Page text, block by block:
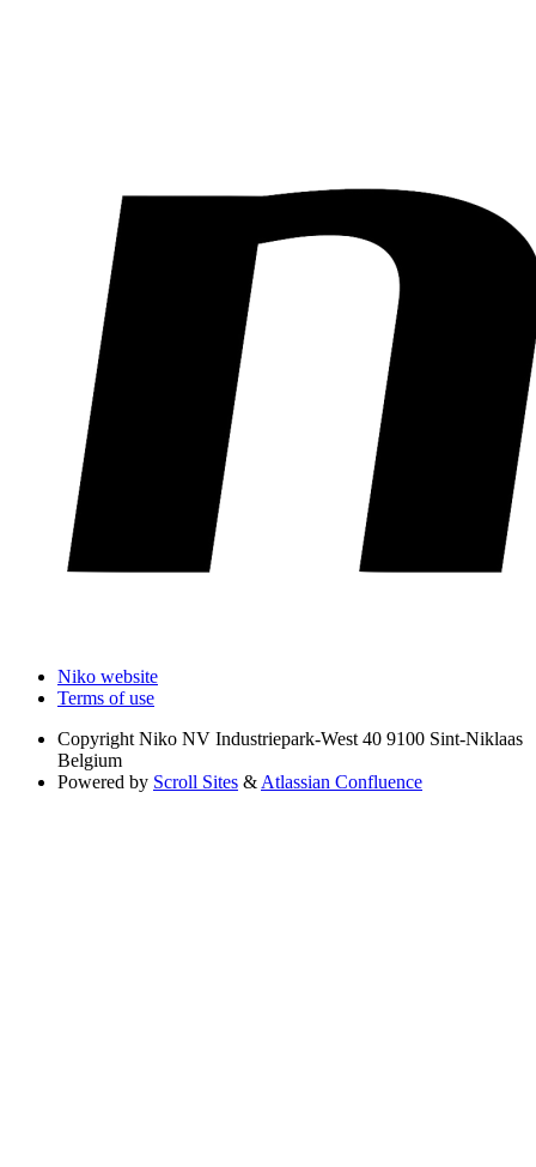
Niko website
Terms of use
Copyright Niko NV Industriepark-West 40 9100 Sint-Niklaas
Belgium
Powered by Scroll Sites & Atlassian Confluence